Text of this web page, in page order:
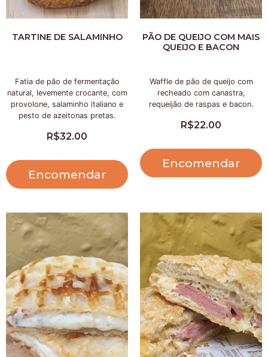
TARTINE DE SALAMINHO
Fatia de pão de fermentação
natural, levemente crocante, com
provolone, salaminho italiano e
pesto de azeitonas pretas.
R$32.00
Encomendar
PÃO DE QUEIJO COM MAIS
QUEIJO E BACON
Waffle de pão de queijo com
recheado com canastra,
requeijão de raspas e bacon.
R$22.00
Encomendar